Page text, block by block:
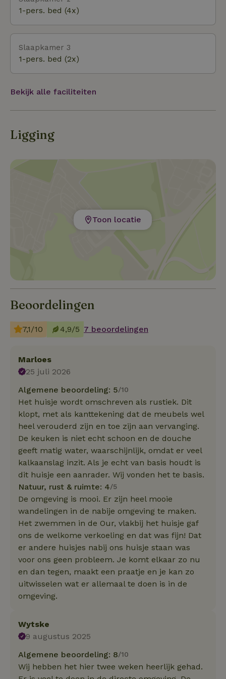
wandelpaden, 10 km naar het stadje Vianden/Lux.
1-pers. bed (4x)
Slaapkamer 3
1-pers. bed (2x)
Bekijk alle faciliteiten
Ligging
Toon locatie
Beoordelingen
7,1/10 4,9/5 7 beoordelingen
Marloes
25 juli 2026
Algemene beoordeling: 5/10
Het huisje wordt omschreven als rustiek. Dit
klopt, met als kanttekening dat de meubels wel
heel verouderd zijn en toe zijn aan vervanging.
De keuken is niet echt schoon en de douche
geeft matig water, waarschijnlijk, omdat er veel
kalkaanslag inzit. Als je echt van basis houdt is
dit huisje een aanrader. Wij vonden het te basis.
Natuur, rust & ruimte: 4/5
De omgeving is mooi. Er zijn heel mooie
wandelingen in de nabije omgeving te maken.
Het zwemmen in de Our, vlakbij het huisje gaf
ons de welkome verkoeling en dat was fijn! Dat
er andere huisjes nabij ons huisje staan was
voor ons geen probleem. Je komt elkaar zo nu
en dan tegen, maakt een praatje en je kan zo
uitwisselen wat er allemaal te doen is in de
omgeving.
Wytske
9 augustus 2025
Algemene beoordeling: 8/10
Wij hebben het hier twee weken heerlijk gehad.